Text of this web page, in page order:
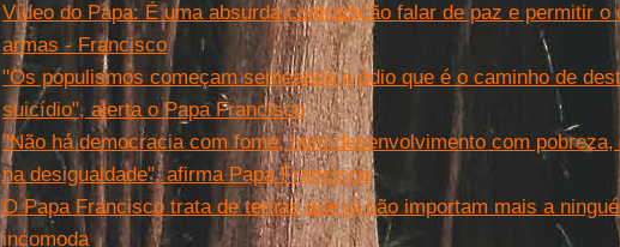
Vídeo do Papa: É uma absurda contradição falar de paz e permitir o
armas - Francisco
"Os populismos começam semeando o ódio que é o caminho de
suicídio", alerta o Papa Francisco
"Não há democracia com fome, nem desenvolvimento com
na desigualdade", afirma Papa Francisco
O Papa Francisco trata de temas que já não importam mais a
incomoda